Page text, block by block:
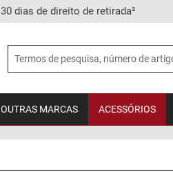
30 dias de direito de retirada²
OUTRAS MARCAS ACESSÓRIOS